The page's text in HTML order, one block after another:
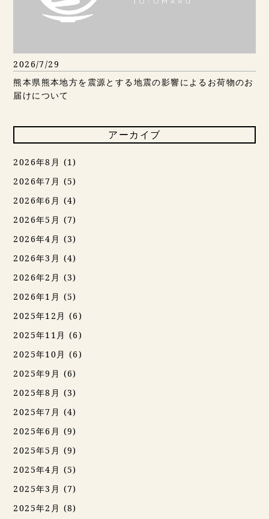
2026/7/29
熊本県熊本地方を震源とする地震の影響によるお荷物のお
届けについて
アーカイブ
2026年8月 (1)
2026年7月 (5)
2026年6月 (4)
2026年5月 (7)
2026年4月 (3)
2026年3月 (4)
2026年2月 (3)
2026年1月 (5)
2025年12月 (6)
2025年11月 (6)
2025年10月 (6)
2025年9月 (6)
2025年8月 (3)
2025年7月 (4)
2025年6月 (9)
2025年5月 (9)
2025年4月 (5)
2025年3月 (7)
2025年2月 (8)